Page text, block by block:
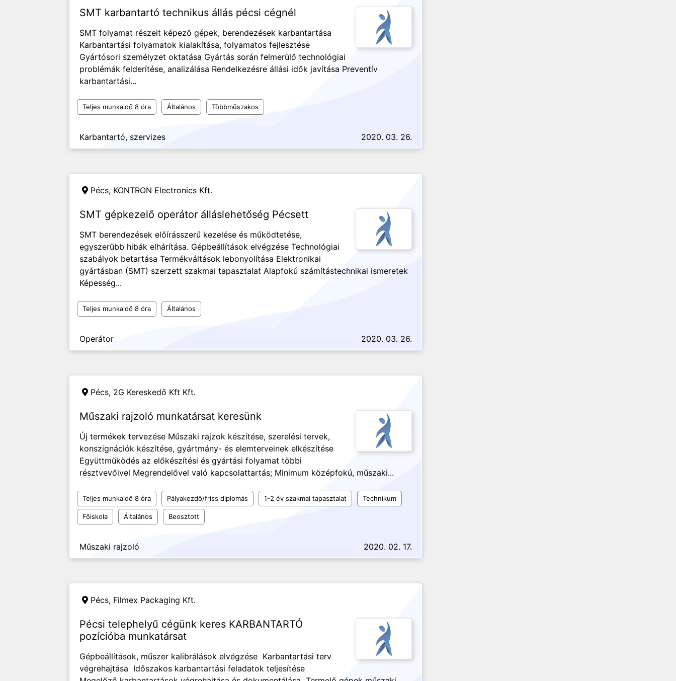
SMT karbantartó technikus állás pécsi cégnél
SMT folyamat részeit képező gépek, berendezések karbantartása
Karbantartási folyamatok kialakítása, folyamatos fejlesztése
Gyártósori személyzet oktatása Gyártás során felmerülő technológiai
problémák felderítése, analizálása Rendelkezésre állási idők javítása Preventív
karbantartási...
Teljes munkaidő 8 óra Általános Többműszakos
Karbantartó, szervizes 2020. 03. 26.
Pécs, KONTRON Electronics Kft.
SMT gépkezelő operátor álláslehetőség Pécsett
SMT berendezések előírásszerű kezelése és működtetése,
egyszerűbb hibák elhárítása. Gépbeállítások elvégzése Technológiai
szabályok betartása Termékváltások lebonyolítása Elektronikai
gyártásban (SMT) szerzett szakmai tapasztalat Alapfokú számítástechnikai ismeretek
Képesség...
Teljes munkaidő 8 óra Általános
Operátor 2020. 03. 26.
Pécs, 2G Kereskedő Kft Kft.
Műszaki rajzoló munkatársat keresünk
Új termékek tervezése Műszaki rajzok készítése, szerelési tervek,
konszignációk készítése, gyártmány- és elemterveinek elkészítése
Együttműködés az előkészítési és gyártási folyamat többi
résztvevőivel Megrendelővel való kapcsolattartás; Minimum középfokú, műszaki...
Teljes munkaidő 8 óra Pályakezdő/friss diplomás 1-2 év szakmai tapasztalat Technikum
Főiskola Általános Beosztott
Műszaki rajzoló 2020. 02. 17.
Pécs, Filmex Packaging Kft.
Pécsi telephelyű cégünk keres KARBANTARTÓ
pozícióba munkatársat
Gépbeállítások, műszer kalibrálások elvégzése Karbantartási terv
végrehajtása Időszakos karbantartási feladatok teljesítése